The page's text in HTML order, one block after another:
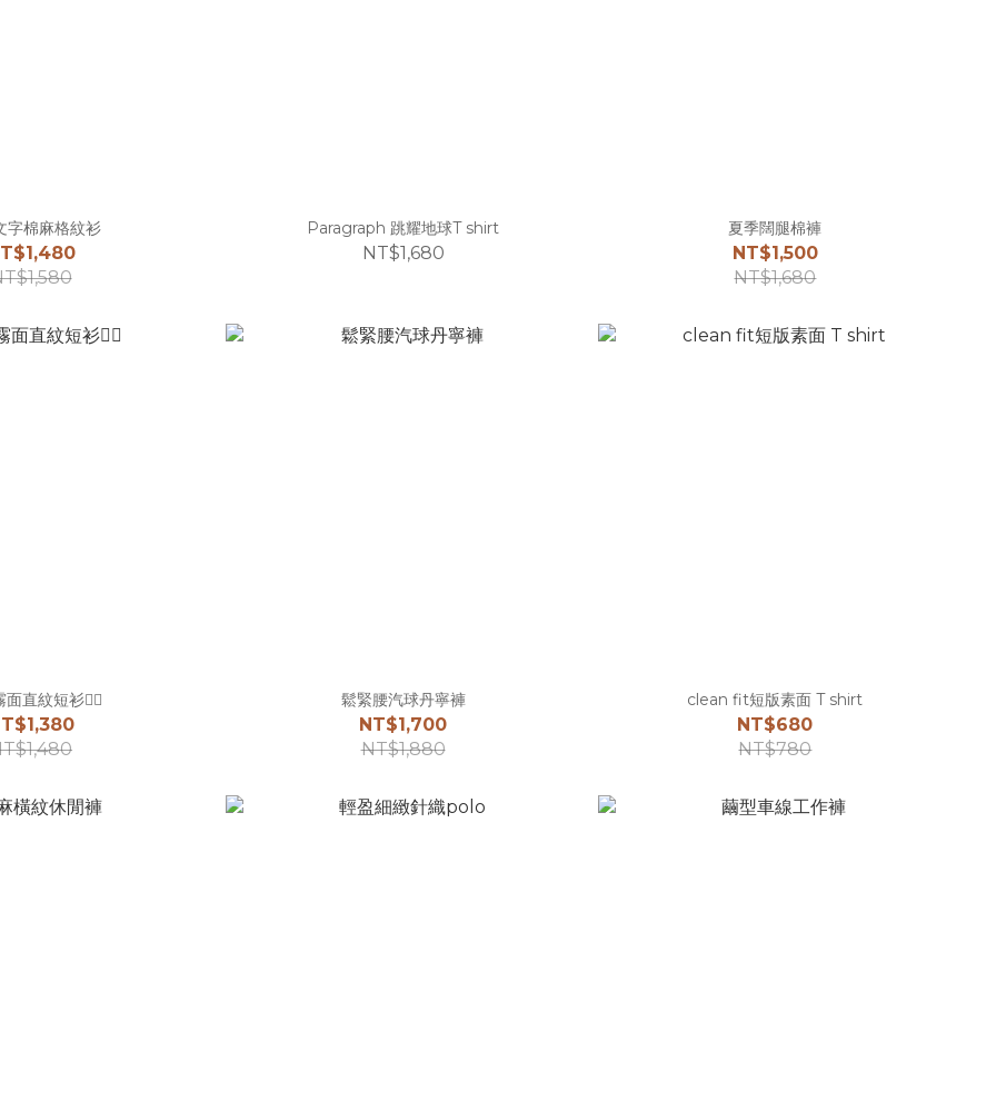
字棉麻格紋衫 Paragraph 跳耀地球T shirt
NT$1,680
夏季闊腿棉褲
NT$1,500
NT$1,680
直紋短衫☝🏻 鬆緊腰汽球丹寧褲
NT$1,700
NT$1,880
clean fit短版素面 T shirt
NT$680
NT$780